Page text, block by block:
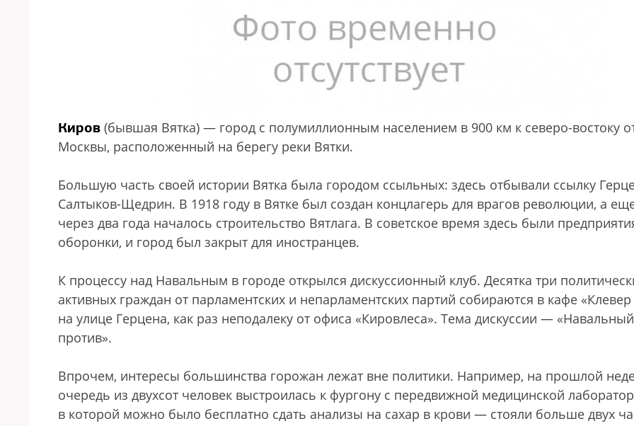
Киров (бывшая Вятка) — город с полумиллионным населением в 900 км к северо-востоку
Москвы, расположенный на берегу реки Вятки.
Большую часть своей истории Вятка была городом ссыльных: здесь отбывали ссылку
Салтыков-Щедрин. В 1918 году в Вятке был создан концлагерь для врагов революции, а
через два года началось строительство Вятлага. В советское время здесь были
оборонки, и город был закрыт для иностранцев.
К процессу над Навальным в городе открылся дискуссионный клуб. Десятка три
активных граждан от парламентских и непарламентских партий собираются в кафе
на улице Герцена, как раз неподалеку от офиса «Кировлеса». Тема дискуссии —
против».
Впрочем, интересы большинства горожан лежат вне политики. Например, на прошлой
очередь из двухсот человек выстроилась к фургону с передвижной медицинской
в которой можно было бесплатно сдать анализы на сахар в крови — стояли больше двух